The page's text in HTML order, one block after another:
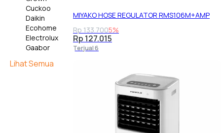
Lihat Semua
Cuckoo
Daikin
Ecohome
Electrolux
Gaabor
Gree
MIYAKO HOSE REGULATOR RMS106M+AMP
Rp 133.7005%
Rp 127.015
Terjual 6